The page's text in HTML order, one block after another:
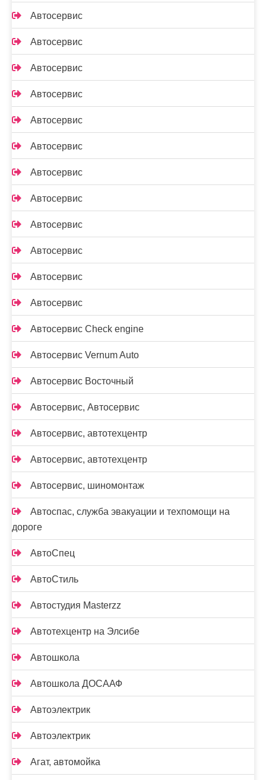
Автосервис
Автосервис
Автосервис
Автосервис
Автосервис
Автосервис
Автосервис
Автосервис
Автосервис
Автосервис
Автосервис
Автосервис
Автосервис Check engine
Автосервис Vernum Auto
Автосервис Восточный
Автосервис, Автосервис
Автосервис, автотехцентр
Автосервис, автотехцентр
Автосервис, шиномонтаж
Автоспас, служба эвакуации и техпомощи на
дороге
АвтоСпец
АвтоСтиль
Автостудия Masterzz
Автотехцентр на Элсибе
Автошкола
Автошкола ДОСААФ
Автоэлектрик
Автоэлектрик
Агат, автомойка